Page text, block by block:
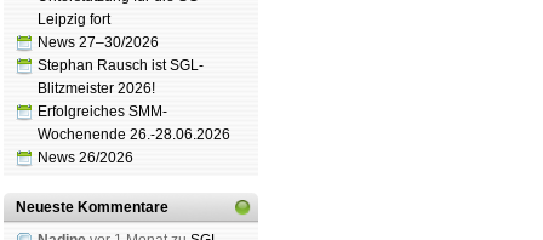
Leipzig fort
News 27–30/2026
Stephan Rausch ist SGL-
Blitzmeister 2026!
Erfolgreiches SMM-
Wochenende 26.-28.06.2026
News 26/2026
Neueste Kommentare